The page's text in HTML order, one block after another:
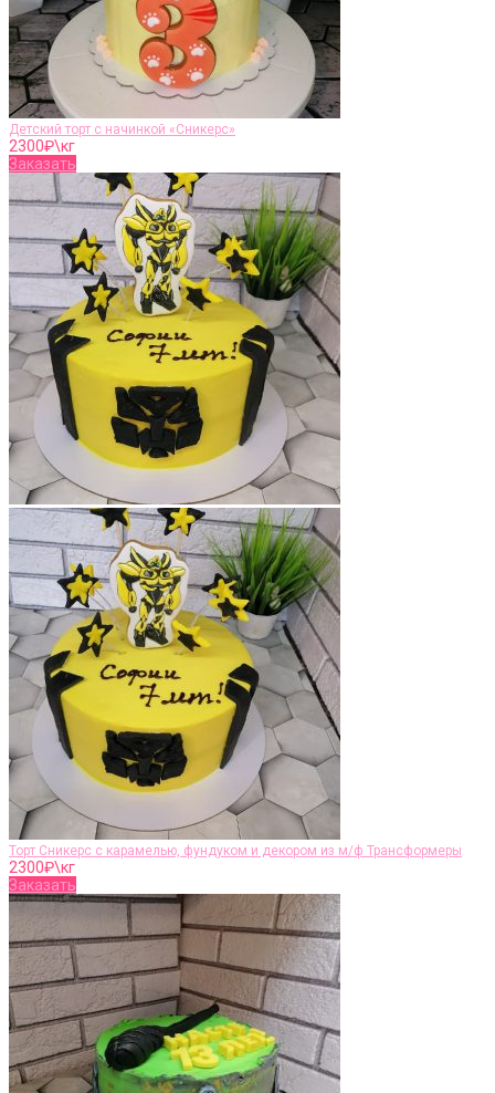
Детский торт с начинкой «Сникерс»
2300₽\кг
Заказать
Торт Сникерс с карамелью, фундуком и декором из м/ф Трансформеры
2300₽\кг
Заказать